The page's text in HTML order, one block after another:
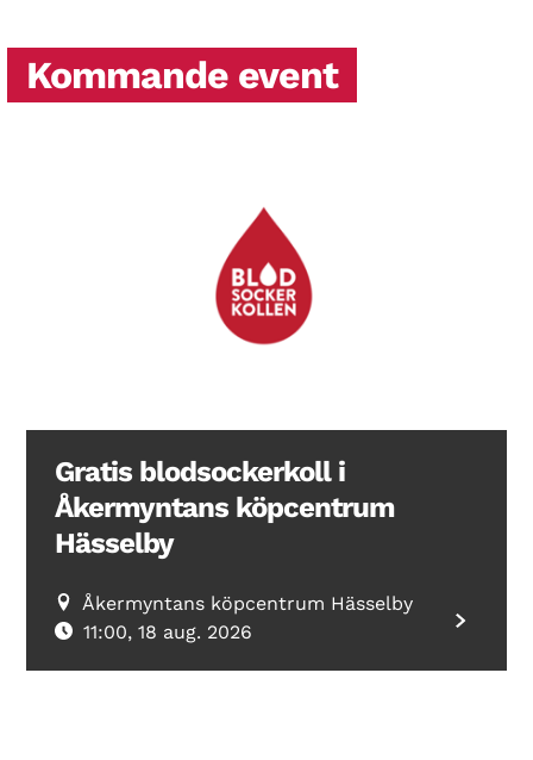
Search Diabetes Wellness Sverige
Kommande event
Gratis blodsockerkoll i
Åkermyntans köpcentrum
Hässelby
Åkermyntans köpcentrum Hässelby
11:00, 18 aug. 2026